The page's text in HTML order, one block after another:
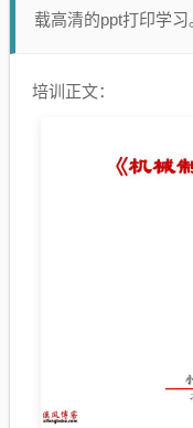
载高清的ppt打印学习
培训正文：